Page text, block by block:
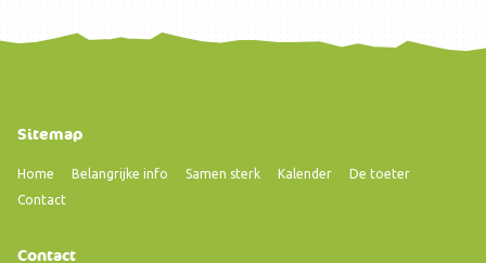
Sitemap
Home Belangrijke info Samen sterk Kalender
De toeter
Contact
Contact